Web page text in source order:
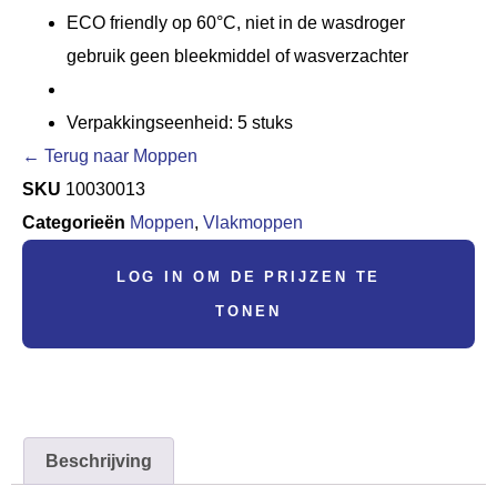
ECO friendly op 60°C, niet in de wasdroger
gebruik geen bleekmiddel of wasverzachter
Verpakkingseenheid: 5 stuks
← Terug naar Moppen
SKU 10030013
Categorieën Moppen, Vlakmoppen
LOG IN OM DE PRIJZEN TE
TONEN
Beschrijving